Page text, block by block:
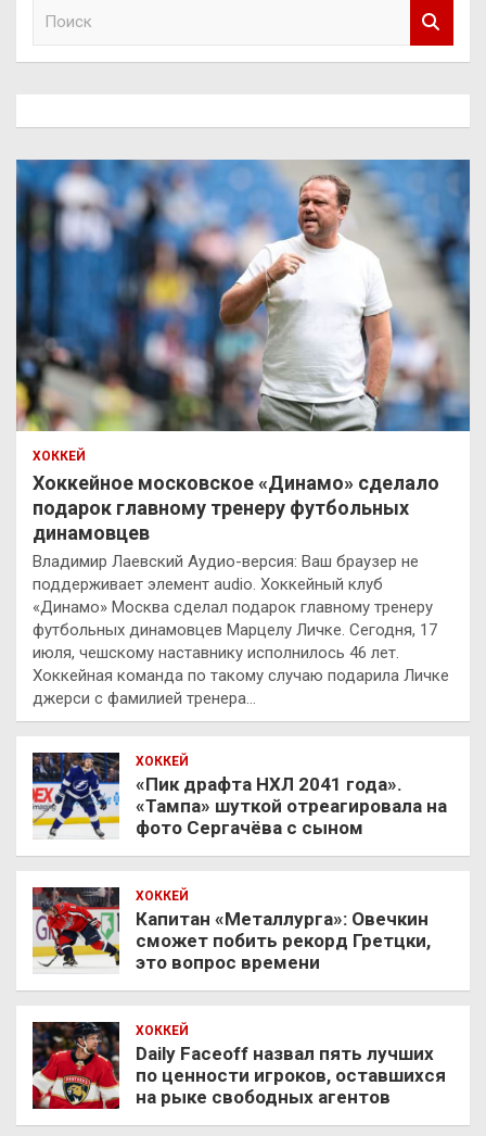
ХОККЕЙ
Хоккейное московское «Динамо» сделало
подарок главному тренеру футбольных
динамовцев
Владимир Лаевский Аудио-версия: Ваш браузер не
поддерживает элемент audio. Хоккейный клуб
«Динамо» Москва сделал подарок главному тренеру
футбольных динамовцев Марцелу Личке. Сегодня, 17
июля, чешскому наставнику исполнилось 46 лет.
Хоккейная команда по такому случаю подарила Личке
джерси с фамилией тренера…
ХОККЕЙ
«Пик драфта НХЛ 2041 года».
«Тампа» шуткой отреагировала на
фото Сергачёва с сыном
ХОККЕЙ
Капитан «Металлурга»: Овечкин
сможет побить рекорд Гретцки,
это вопрос времени
ХОККЕЙ
Daily Faceoff назвал пять лучших
по ценности игроков, оставшихся
на рыке свободных агентов